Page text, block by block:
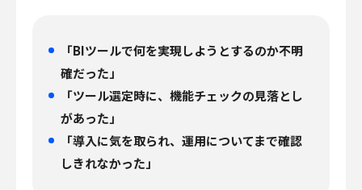
「BIツールで何を実現しようとするのか不明
確だった」
「ツール選定時に、機能チェックの見落とし
があった」
「導入に気を取られ、運用についてまで確認
しきれなかった」